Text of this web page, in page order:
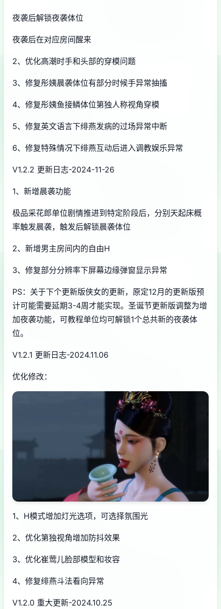
夜袭后解锁夜袭体位
夜袭后在对应房间醒来
2、优化高潮时手和头部的穿模问题
3、修复彤姨晨袭体位有部分时候手异常抽搐
4、修复彤姨鱼接鳞体位第独人称视角穿模
5、修复英文语言下绯燕发病的过场异常中断
6、修复特殊情况下绯燕互动后进入调教娱乐异常
V1.2.2 更新日志-2024-11-26
1、新增晨袭功能
极品采花郎单位剧情推进到特定阶段后，分别天起床概
率触发晨袭，触发后解锁晨袭体位
2、新增男主房间内的自由H
3、修复部分分辨率下屏幕边缘弹窗显示异常
PS：关于下个更新版侠女的更新，原定12月的更新版预
计可能需要延期3-4周才能实现。圣诞节更新版调整为增
加夜袭功能，可教程单位均可解锁1个总共新的夜袭体
位。
V1.2.1 更新日志-2024.11.06
优化修改：
1、H模式增加灯光选项，可选择氛围光
2、优化第独视角增加防抖效果
3、优化崔莺儿脸部模型和妆容
4、修复绯燕斗法看向异常
V1.2.0 重大更新-2024.10.25